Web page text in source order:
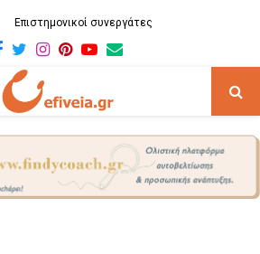
Επιστημονικοί συνεργάτες
Facebook
TwitterInstagram
Pinterest
Youtube
Email